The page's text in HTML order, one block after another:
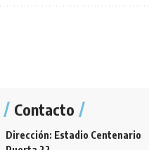
Contacto
Dirección: Estadio Centenario